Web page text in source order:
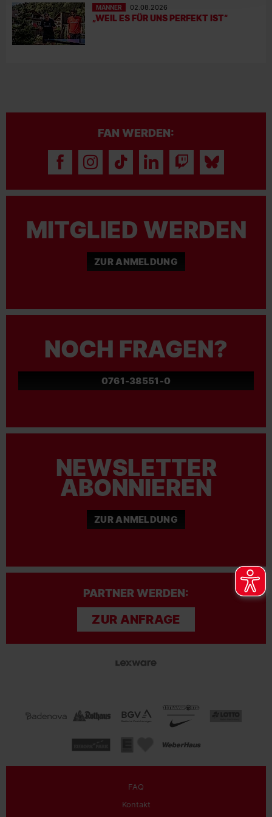
MÄNNER 02.08.2026
„WEIL ES FÜR UNS PERFEKT IST“
FAN WERDEN:
MITGLIED WERDEN
ZUR ANMELDUNG
NOCH FRAGEN?
0761-38551-0
NEWSLETTER
ABONNIEREN
ZUR ANMELDUNG
PARTNER WERDEN:
ZUR ANFRAGE
FAQ
Kontakt